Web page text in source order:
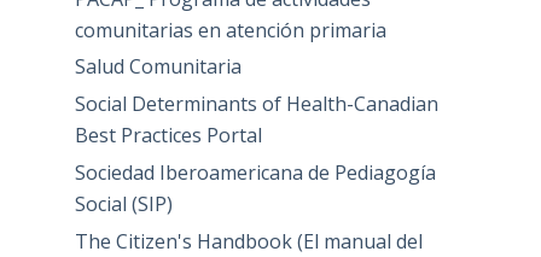
comunitarias en atención primaria
Salud Comunitaria
Social Determinants of Health-Canadian
Best Practices Portal
Sociedad Iberoamericana de Pediagogía
Social (SIP)
The Citizen's Handbook (El manual del